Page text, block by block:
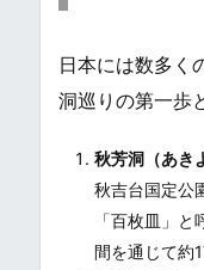
日本には数多く
洞巡りの第一歩
秋芳洞（あき
秋吉台国定公
「百枚皿」
間を通じて約